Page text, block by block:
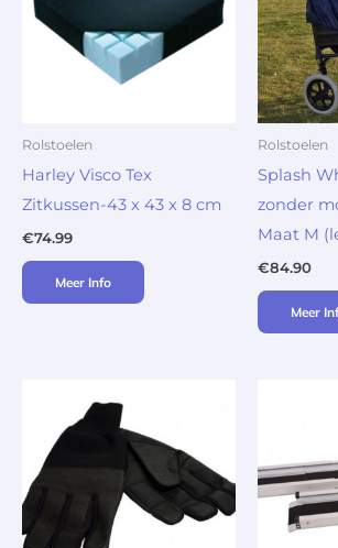
Rolstoelen
Harley Visco Tex
Zitkussen-43 x 43 x 8 cm
€74.99
Meer Info
Rolstoelen
Splash
zonder
Maat M
€84.90
Meer